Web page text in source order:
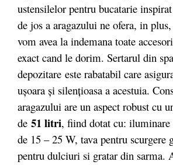
ustensilelor pentru bucatarie
de jos a aragazului ne ofera, in
vom avea la indemana toate
exact cand le dorim. Sertarul din
depozitare este rabatabil care
uşoara şi silenţioasa a acestuia.
aragazului are un aspect robust cu
de 51 litri, fiind dotat cu: iluminare
de 15 – 25 W, tava pentru scurgere
pentru dulciuri si gratar din sarma.